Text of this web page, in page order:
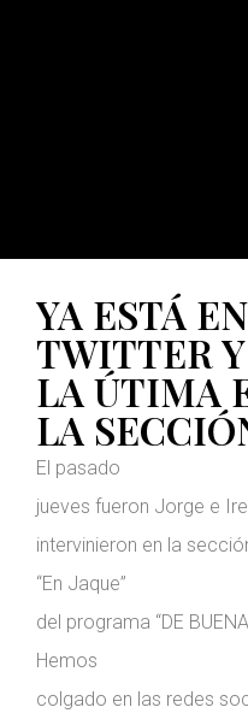
YA ESTÁ
TWITTER
LA ÚTIMA
LA
El pasado
jueves fueron Jorge e
intervinieron en la
“En Jaque”
del programa “DE
Hemos
colgado en las redes